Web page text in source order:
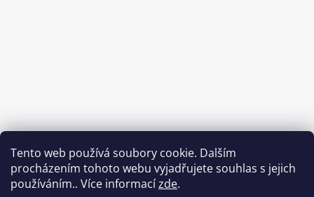
Tento web používá soubory cookie. Dalším
procházením tohoto webu vyjadřujete souhlas s jejich
používáním.. Více informacízde.